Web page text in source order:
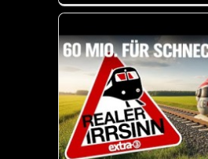
Das Video fängt schon